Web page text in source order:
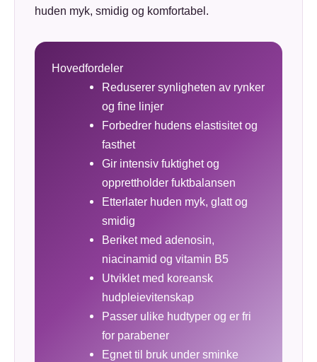
huden myk, smidig og komfortabel.
Hovedfordeler
Reduserer synligheten av rynker
og fine linjer
Forbedrer hudens elastisitet og
fasthet
Gir intensiv fuktighet og
opprettholder fuktbalansen
Etterlater huden myk, glatt og
smidig
Beriket med adenosin,
niacinamid og vitamin B5
Utviklet med koreansk
hudpleievitenskap
Passer ulike hudtyper og er fri
for parabener
Egnet til bruk under sminke